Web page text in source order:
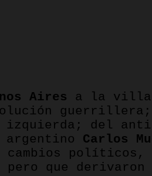
Aires
a la villa
del
argentino Carlos
cambios
que